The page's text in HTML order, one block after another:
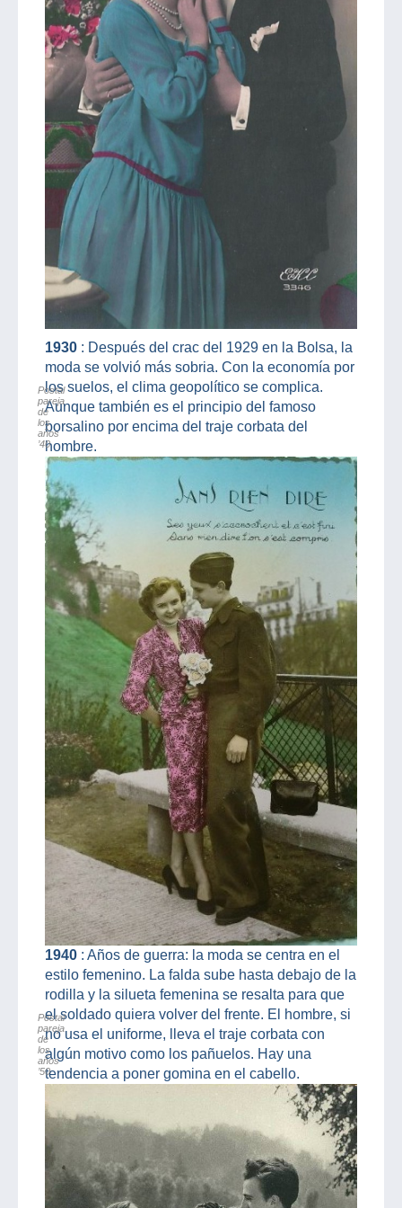
1930 : Después del crac del 1929 en la Bolsa, la
moda se volvió más sobria. Con la economía por
los suelos, el clima geopolítico se complica.
Aunque también es el principio del famoso
borsalino por encima del traje corbata del
hombre.
Postal
pareja
de
los
años
’40
1940 : Años de guerra: la moda se centra en el
estilo femenino. La falda sube hasta debajo de la
rodilla y la silueta femenina se resalta para que
el soldado quiera volver del frente. El hombre, si
no usa el uniforme, lleva el traje corbata con
algún motivo como los pañuelos. Hay una
tendencia a poner gomina en el cabello.
Postal
pareja
de
los
años
’50